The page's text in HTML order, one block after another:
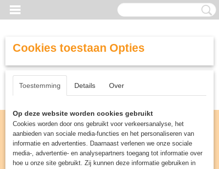
Cookies toestaan Opties
Toestemming Details Over
Op deze website worden cookies gebruikt
Cookies worden door ons gebruikt voor verkeersanalyse, het
aanbieden van sociale media-functies en het personaliseren van
informatie en advertenties. Daarnaast verlenen we onze sociale
media-, advertentie- en analysepartners toegang tot informatie over
hoe u onze site gebruikt. Zij kunnen deze informatie gebruiken in